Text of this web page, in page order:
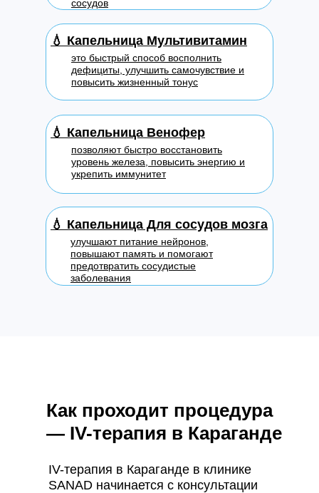
сосудов
💧 Капельница Мультивитамин
это быстрый способ восполнить
дефициты, улучшить самочувствие и
повысить жизненный тонус
💧 Капельница Венофер
позволяют быстро восстановить
уровень железа, повысить энергию и
укрепить иммунитет
💧 Капельница Для сосудов мозга
улучшают питание нейронов,
повышают память и помогают
предотвратить сосудистые
заболевания
Как проходит процедура
— IV-терапия в Караганде
IV-терапия в Караганде в клинике
SANAD начинается с консультации